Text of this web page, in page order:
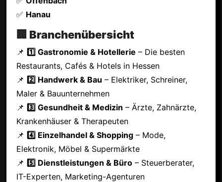
✅ Hanau
🏢 Branchenübersicht
📌 1️⃣ Gastronomie & Hotellerie – Die besten
Restaurants, Cafés & Hotels in Hessen
📌 2️⃣ Handwerk & Bau – Elektriker, Schreiner,
Maler & Bauunternehmen
📌 3️⃣ Gesundheit & Medizin – Ärzte, Zahnärzte,
Krankenhäuser & Therapeuten
📌 4️⃣ Einzelhandel & Shopping– Mode,
Elektronik, Möbel & Supermärkte
📌 5️⃣ Dienstleistungen & Büro– Steuerberater,
IT-Experten, Marketing-Agenturen